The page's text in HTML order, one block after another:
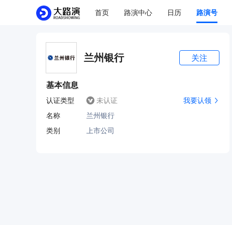
首页 路演中心 日历 路演号
兰州银行 关注
基本信息
认证类型 未认证
我要认领
名称
兰州银行
类别
上市公司